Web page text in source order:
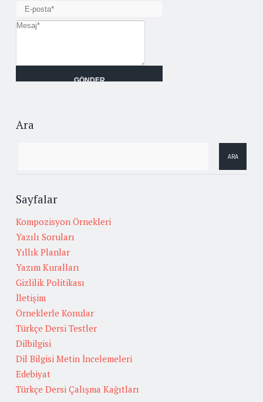
Ara
Sayfalar
Kompozisyon Örnekleri
Yazılı Soruları
Yıllık Planlar
Yazım Kuralları
Gizlilik Politikası
İletişim
Örneklerle Konular
Türkçe Dersi Testler
Dilbilgisi
Dil Bilgisi Metin İncelemeleri
Edebiyat
Türkçe Dersi Çalışma Kağıtları